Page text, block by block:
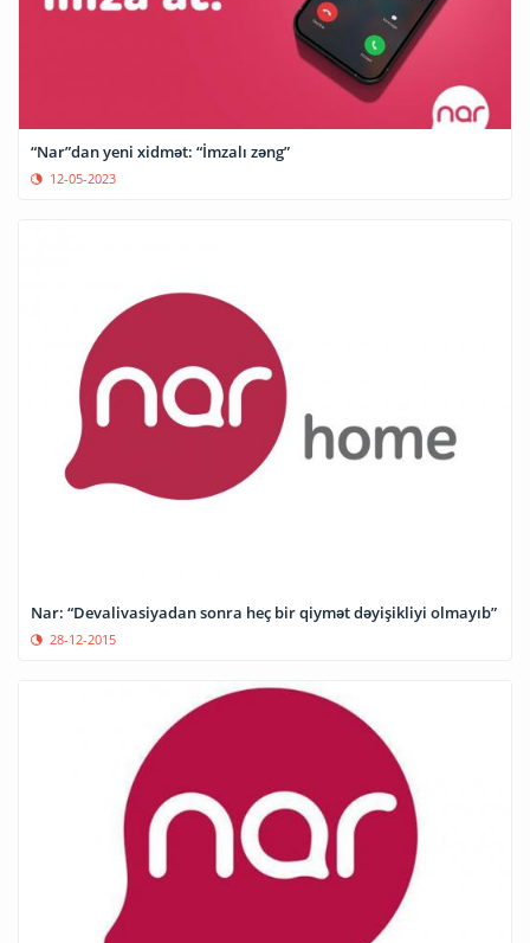
“Nar”dan yeni xidmət: “İmzalı zəng”
12-05-2023
Nar: “Devalivasiyadan sonra heç bir qiymət dəyişikliyi olmayıb”
28-12-2015